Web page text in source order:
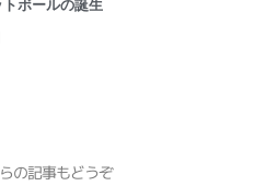
ボールの誕生
の記事もどうぞ